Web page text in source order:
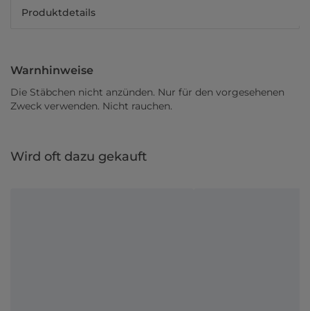
Produktdetails
Warnhinweise
Die Stäbchen nicht anzünden. Nur für den vorgesehenen
Zweck verwenden. Nicht rauchen.
Wird oft dazu gekauft